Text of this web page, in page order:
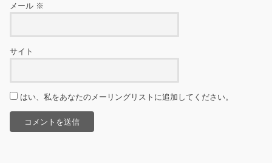
メール ※
サイト
はい、私をあなたのメーリングリストに追加してください。